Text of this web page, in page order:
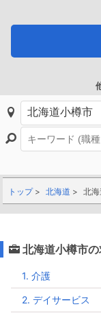
トップ 北海道 北海
北海道小樽市
1. 介護
2. デイサービス